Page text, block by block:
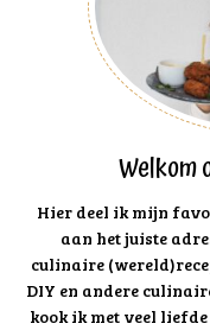
Welkom
Hier deel ik mijn
aan het juiste
culinaire
DIY en andere
kook ik met veel